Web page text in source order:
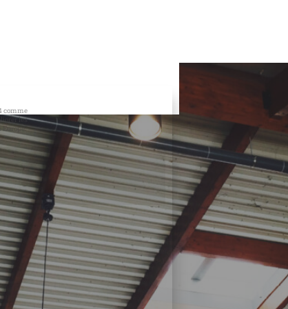
comme
les
Europe.